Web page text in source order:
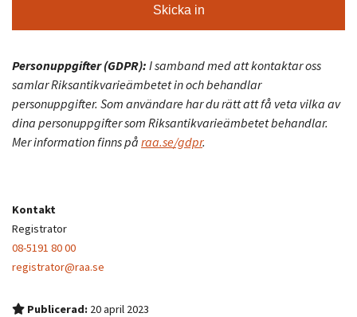
Personuppgifter (GDPR): I samband med att kontaktar oss
samlar Riksantikvarieämbetet in och behandlar
personuppgifter. Som användare har du rätt att få veta vilka av
dina personuppgifter som Riksantikvarieämbetet behandlar.
Mer information finns på raa.se/gdpr.
Kontakt
Registrator
08-5191 80 00
registrator@raa.se
Publicerad: 20 april 2023